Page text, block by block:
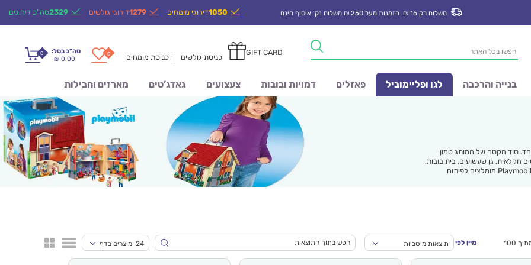
משלוח רק 16 ₪. הזמנות מעל 250 ₪ משלוח נק’ איסוף חינם 1050דירוגי מומחים 1279דירוגי גולשים 2329סה"כ דירוגים
Products
search
GIFT CARD כניסת גולשים כניסת מומחים 0
0 סה"כ בסל:
₪ 0.00
בנייה והרכבה לגו ופליימוביל פאזלים דמויות ובובות צעצועים גאדג’טים מארזים וחבילות
סוד הקסם של המותג טמון
חקלאית, גן שעשועים, בית בובות,
מגרש ספורט, פינת ליטוף לחתולים ועוד ועוד. כאן תמצאו משחקי Playmobile מומלצים לפיתוח
מציג 1–24 מתוך 100 מיין לפי תוצאות מיטביות 24 מוצרים בדף